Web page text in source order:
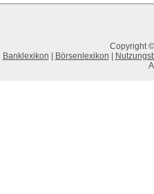
Copyright
Banklexikon
Börsenlexikon